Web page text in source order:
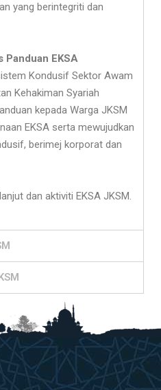
yang berintegriti dan
Panduan EKSA
Kondusif Sektor Awam
Kehakiman Syariah
kepada Warga JKSM
EKSA serta mewujudkan
berimej korporat dan
dan aktiviti EKSA JKSM.